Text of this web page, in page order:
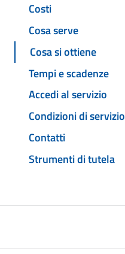
Costi
Cosa serve
Cosa si ottiene
Tempi e scadenze
Accedi al servizio
Condizioni di servizio
Contatti
Strumenti di tutela